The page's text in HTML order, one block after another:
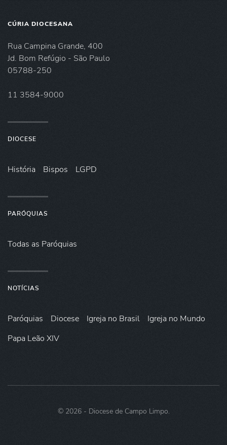
CÚRIA DIOCESANA
Rua Campina Grande, 400
Jd. Bom Refúgio - São Paulo
05788-250
11 3584-9000
DIOCESE
História Bispos LGPD
PARÓQUIAS
Todas as Paróquias
NOTÍCIAS
Paróquias Diocese Igreja no Brasil
Igreja no Mundo
Papa Leão XIV
© 2026- Diocese de Campo Limpo.